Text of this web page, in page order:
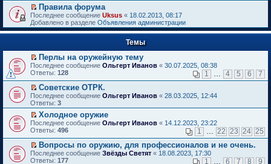
й
т
и
к
п
в
о
м
у
н
е
п
р
о
ч
и
а
н
н
П
е
р
е
т
и
к
п
р
в
о
м
у
н
е
п
р
о
ч
Правила форума
Последнее сообщение Uksus « 18.02.2013, 08:17
Добавлено в разделе Объявления администрации
Темы
П
е
е
й
т
и
к
п
е
в
о
м
Перлы на оружейную тему
Последнее сообщение Ольгерт Иванов « 30.07.2025, 08:38
Ответы: 128 1 4 5 6 7
П
е
р
е
й
т
и
п
е
Советские ОТРК.
Последнее сообщение Ольгерт Иванов « 28.03.2025, 12:44
Ответы: 3
П
е
е
й
т
Холодное оружие
Последнее сообщение Ольгерт Иванов « 14.12.2023, 23:22
Ответы: 496 1 22 23 24 25
П
е
Вопросы по оружию, для профессионалов и не очень.
Последнее сообщение Звёзды Светят « 18.08.2023, 17:30
Ответы: 177 1 6 7 8 9